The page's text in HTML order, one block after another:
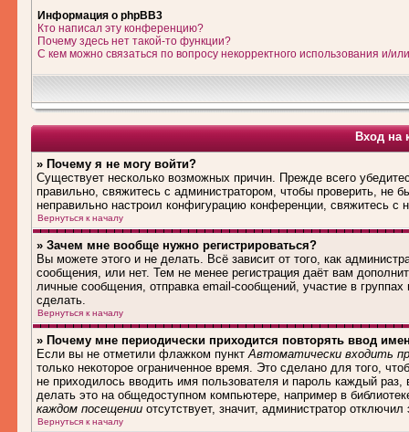
Информация о phpBB3
Кто написал эту конференцию?
Почему здесь нет такой-то функции?
С кем можно связаться по вопросу некорректного использования и/
Вход на
» Почему я не могу войти?
Существует несколько возможных причин. Прежде всего
правильно, свяжитесь с администратором, чтобы проверить, не
неправильно настроил конфигурацию конференции, свяжитесь с
Вернуться к началу
» Зачем мне вообще нужно регистрироваться?
Вы можете этого и не делать. Всё зависит от того, как
сообщения, или нет. Тем не менее регистрация даёт вам
личные сообщения, отправка email-сообщений, участие в
сделать.
Вернуться к началу
» Почему мне периодически приходится повторять ввод
Если вы не отметили флажком пунктАвтоматически входить
только некоторое ограниченное время. Это сделано для того,
не приходилось вводить имя пользователя и пароль каждый
делать это на общедоступном компьютере, например в
каждом посещении отсутствует, значит, администратор
Вернуться к началу